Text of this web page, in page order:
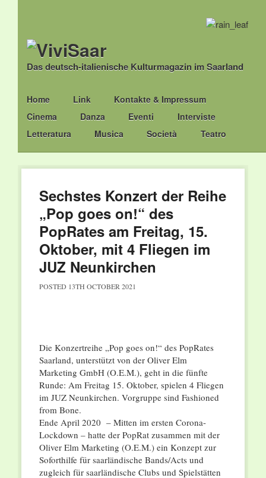
Das deutsch-italienische Kulturmagazin im Saarland
Main menu
Skip
to
content
Home Link
Kontakte & Impressum
Cinema
Danza Eventi
Interviste
Letteratura
Musica Società Teatro
Sechstes Konzert der Reihe
„Pop goes on!“ des
PopRates am Freitag, 15.
Oktober, mit 4 Fliegen im
JUZ Neunkirchen
POSTED 13TH OCTOBER 2021
Die Konzertreihe „Pop goes on!“ des PopRates
Saarland, unterstützt von der Oliver Elm
Marketing GmbH (O.E.M.), geht in die fünfte
Runde: Am Freitag 15. Oktober, spielen 4 Fliegen
im JUZ Neunkirchen. Vorgruppe sind Fashioned
from Bone.
Ende April 2020 – Mitten im ersten Corona-
Lockdown – hatte der PopRat zusammen mit der
Oliver Elm Marketing (O.E.M.) ein Konzept zur
Soforthilfe für saarländische Bands/Acts und
zugleich für saarländische Clubs und Spielstätten